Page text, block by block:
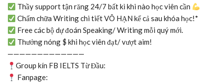
Thầy support tận răng 24/7 bất kì khi nào học viên cần
Chấm chữa Writing chi tiết VÔ HẠN kể cả sau khóa học!*
Free các bộ dự đoán Speaking/ Writing mỗi quý mới.
Thưởng nóng $ khi học viên đạt/ vượt aim!
—————————————
Group kín FB IELTS Từ Đầu:
Fanpage: